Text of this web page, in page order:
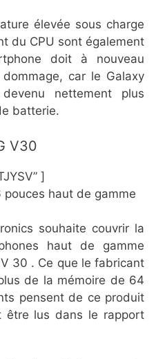
élevée sous charge
du CPU sont également
doit à nouveau
dommage, car le Galaxy
nettement plus
batterie.
V30
]
haut de gamme
souhaite couvrir la
haut de gamme
30 . Ce que le fabricant
de la mémoire de 64
pensent de ce produit
être lus dans le rapport